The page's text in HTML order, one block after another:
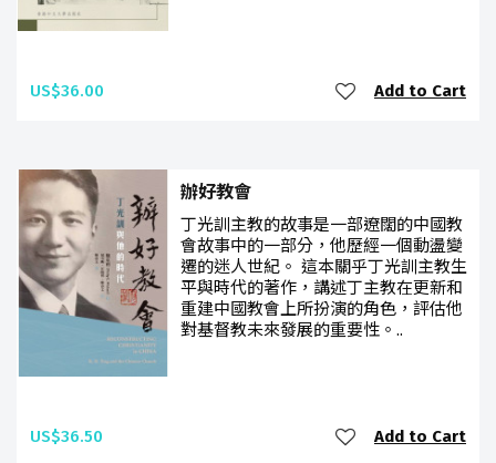
US$36.00 Add to Cart
辦好教會
丁光訓主教的故事是一部遼闊的中國教
會故事中的一部分，他歷經一個動盪變
遷的迷人世紀。 這本關乎丁光訓主教生
平與時代的著作，講述丁主教在更新和
重建中國教會上所扮演的角色，評估他
對基督教未來發展的重要性。..
US$36.50 Add to Cart